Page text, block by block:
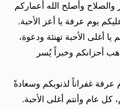
والصلاح وأصلح الله أعماركم
يوم عرفة يا أعز الأحبة.
أغلى الأحبة تهنئة ودعوة،
أحزانكم وخبراً يُسر
غفراناً لذنوبكم وسعادةً
كل عام وأنتم أغلى الأحبة.